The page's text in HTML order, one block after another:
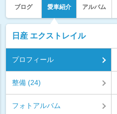
ブログ 愛車紹介 アルバム
日産 エクストレイル
プロフィール
整備 (24)
フォトアルバム